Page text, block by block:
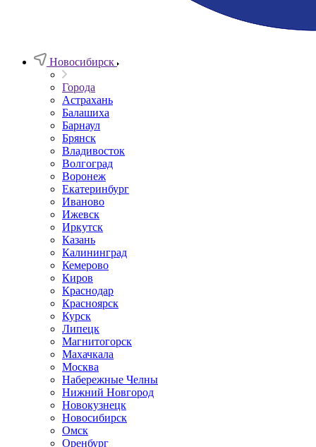
Новосибирск
Города
Астрахань
Балашиха
Барнаул
Брянск
Владивосток
Волгоград
Воронеж
Екатеринбург
Иваново
Ижевск
Иркутск
Казань
Калининград
Кемерово
Киров
Краснодар
Красноярск
Курск
Липецк
Магнитогорск
Махачкала
Москва
Набережные Челны
Нижний Новгород
Новокузнецк
Новосибирск
Омск
Оренбург